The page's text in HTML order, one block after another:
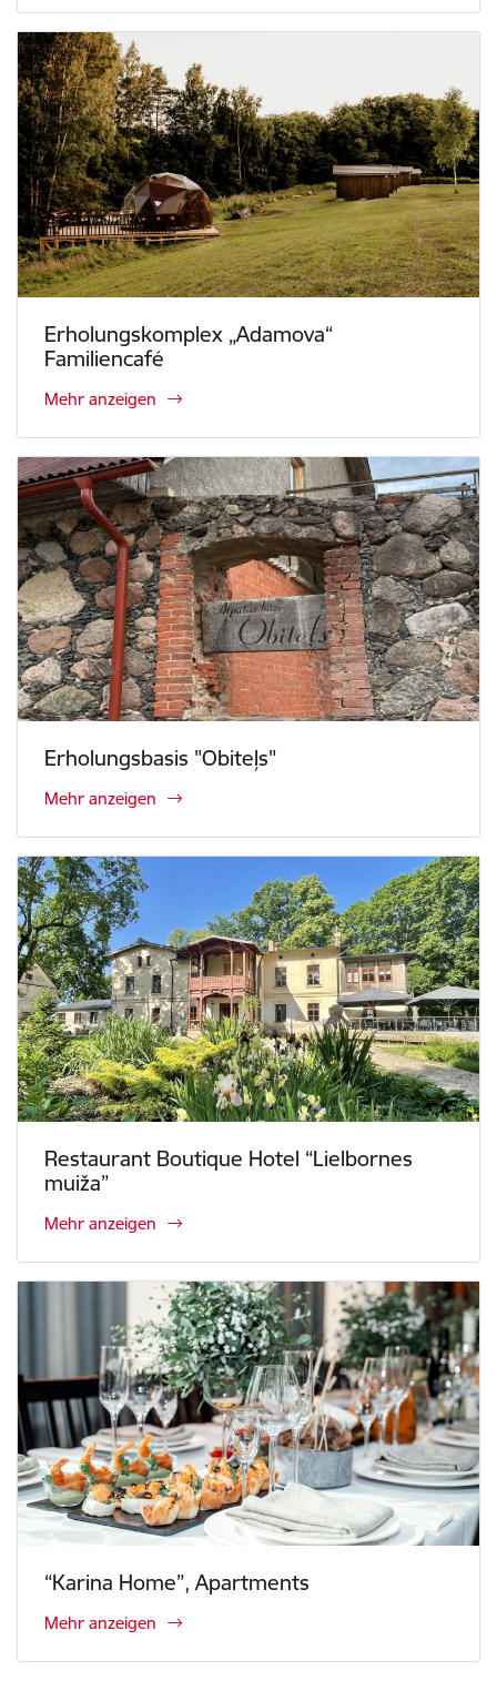
Erholungskomplex „Adamova“
Familiencafé
Mehr anzeigen
Erholungsbasis "Obiteļs"
Mehr anzeigen
Restaurant Boutique Hotel “Lielbornes
muiža”
Mehr anzeigen
“Karina Home”, Apartments
Mehr anzeigen